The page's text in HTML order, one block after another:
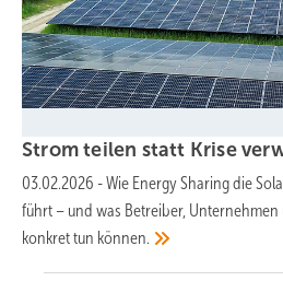
Strom teilen statt Krise
03.02.2026 -Wie Energy Sharing die
führt – und was Betreiber,
konkret tun können.